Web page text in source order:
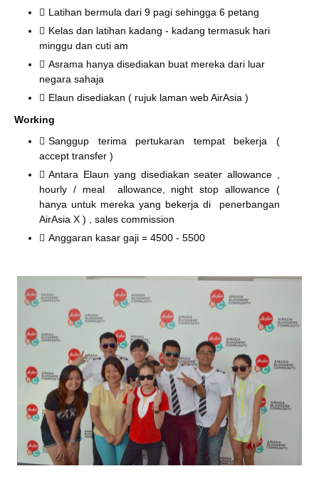
Latihan bermula dari 9 pagi sehingga 6 petang
Kelas dan latihan kadang - kadang termasuk hari
minggu dan cuti am
Asrama hanya disediakan buat mereka dari luar
negara sahaja
Elaun disediakan ( rujuk laman web AirAsia )
Working
Sanggup terima pertukaran tempat bekerja (
accept transfer )
Antara Elaun yang disediakan seater allowance ,
hourly / meal allowance, night stop allowance (
hanya untuk mereka yang bekerja di penerbangan
AirAsia X ) , sales commission
Anggaran kasar gaji = 4500 - 5500